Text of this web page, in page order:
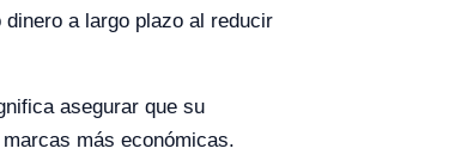
a largo plazo al reducir
asegurar que su
más económicas.